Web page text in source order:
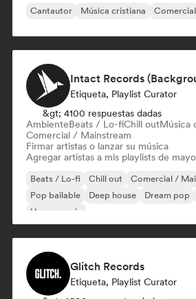
Cantautor
Música cristiana
Etiqueta, Playlist Curator
&gt; 4100 respuestas dadas
AmbienteBeats / Lo-fiChill outMúsica
Comercial / Mainstream
Firmar artistas o lanzar su música
Agregar artistas a mis playlists de
Beats / Lo-fi Chill out
Comercial /
Pop bailable
Deep house Dream pop
House music
Glitch Records
Etiqueta, Playlist Curator